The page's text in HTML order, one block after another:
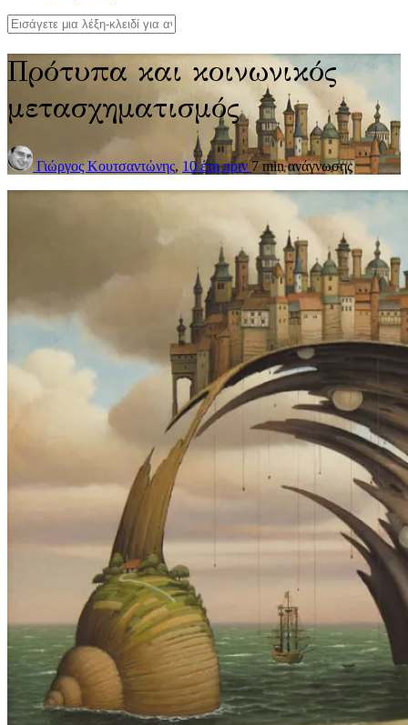
Πρότυπα και κοινωνικός
μετασχηματισμός
Γιώργος Κουτσαντώνης, 10 έτη πριν7 minανάγνωσης